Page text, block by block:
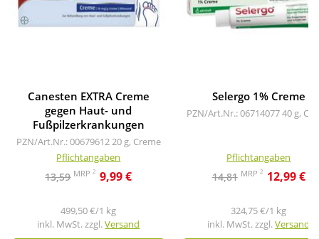
Canesten EXTRA Creme
gegen Haut- und
Fußpilzerkrankungen
PZN/Art.Nr.: 00679612 20 g, Creme
Pflichtangaben
13,59 MRP2 9,99 €
499,50 €/1 kg
inkl. MwSt. zzgl.Versand
Selergo 1% Creme
PZN/Art.Nr.: 0671407740 g,
Pflichtangaben
14,81 MRP 2 12,99 €
324,75 €/1 kg
inkl. MwSt. zzgl.Versand